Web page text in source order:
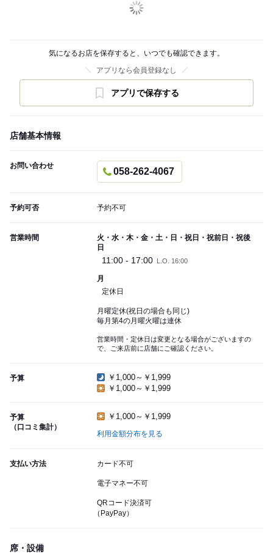
気になるお店を保存すると、いつでも確認できます。
アプリなら会員登録なし
アプリで保存する
店舗基本情報
お問い合わせ
058-262-4067
予約可否 予約不可
営業時間
火・水・木・金・土・日・祝日・祝前日・祝後
日
11:00 - 17:00 L.O. 16:00
月
定休日
月曜定休(祝日の場合も同じ)
毎月第4の月曜火曜は連休
営業時間・定休日は変更となる場合がございますの
で、ご来店前に店舗にご確認ください。
予算
￥1,000～￥1,999
￥1,000～￥1,999
予算
（口コミ集計）
￥1,000～￥1,999
利用金額分布を見る
支払い方法 カード不可
電子マネー不可
QRコード決済可
（PayPay）
席・設備